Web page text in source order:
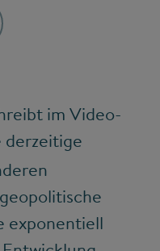
im Video-
derzeitige
exponentiell